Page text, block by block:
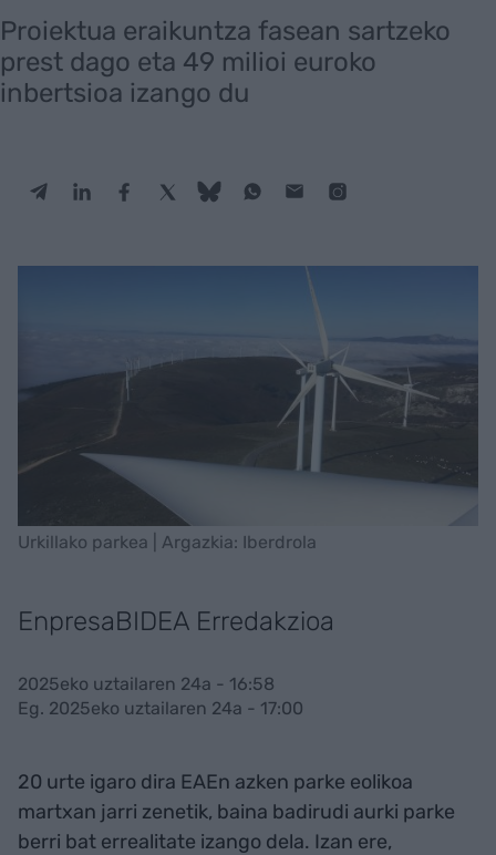
Proiektua eraikuntza fasean sartzeko
prest dago eta 49 milioi euroko
inbertsioa izango du
Urkillako parkea | Argazkia: Iberdrola
EnpresaBIDEA Erredakzioa
2025eko uztailaren 24a - 16:58
Eg. 2025eko uztailaren 24a - 17:00
20 urte igaro dira EAEn azken parke eolikoa
martxan jarri zenetik, baina badirudi aurki parke
berri bat errealitate izango dela. Izan ere,